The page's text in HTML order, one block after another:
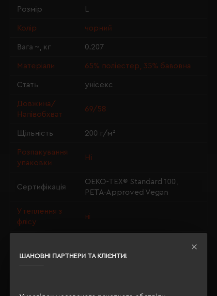
ШАНОВНІ ПАРТНЕРИ ТА КЛІЄНТИ!
Розмір
Колір чорний
Вага ~, кг 0.207
Матеріали 65% поліестер, 35% бавовна
Стать унісекс
Довжина/
Напівобхват
69/58
Щільність 200 г/м²
Розпакування
упаковки
Ні
Сертифікація
OEKO-TEX® Standard 100,
PETA-Approved Vegan
Утеплення з
флісу
ні